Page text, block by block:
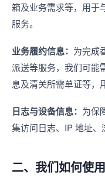
箱及业务需求等，用于
服务。
业务履约信息： 为完成
派送等服务，我们可能
息及清关所需单证等，
日志与设备信息： 为保
集访问日志、IP 地址、
二、我们如何使